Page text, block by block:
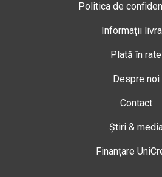
Politica de
Informații
Plată în rate
Despre noi
Contact
Știri &
Finanțare